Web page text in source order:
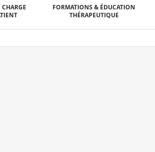
CHARGE
FORMATIONS & ÉDUCATION
THÉRAPEUTIQUE